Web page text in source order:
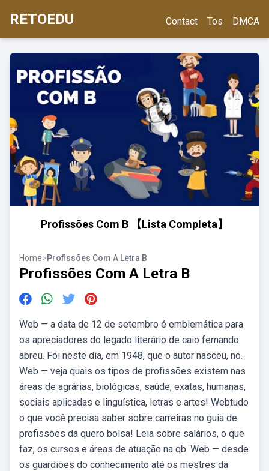
RETOEDU Contact Tos DMCA
Profissões Com B 【Lista Completa】
Home>Profissões Com A Letra B
Profissões Com A Letra B
Web — a data de 12 de setembro é emblemática para
os apreciadores do legado literário de caio fernando
abreu. Foi neste dia, em 1948, que o autor nasceu, no.
Web — veja quais os tipos de profissões existem nas
áreas de agrárias, biológicas, saúde, exatas, humanas,
sociais aplicadas e linguística, letras e artes! Webtudo
o que você precisa saber sobre carreiras no guia de
profissões da quero bolsa! Leia sobre salários, o que
faz, os cursos e áreas de atuação na qb. Web — desde
os guardiões do conhecimento até os mestres da